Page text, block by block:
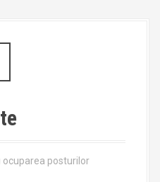
ocuparea posturilor